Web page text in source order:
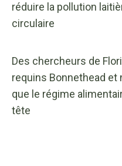
réduire la pollution
circulaire
Des chercheurs de
requins Bonnethead et
que le régime
tête